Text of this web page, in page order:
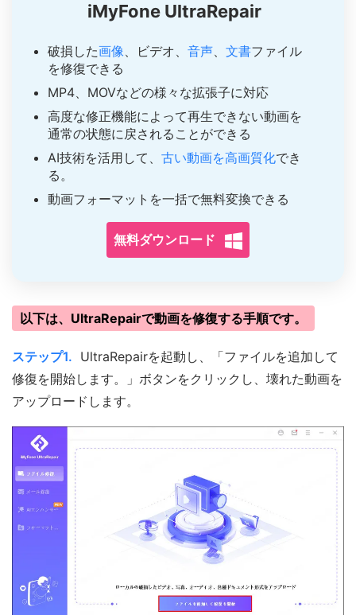
iMyFone UltraRepair
破損した画像、ビデオ、 音声、 文書ファイル
を修復できる
MP4、MOVなどの様々な拡張子に対応
高度な修正機能によって再生できない動画を
通常の状態に戻されることができる
AI技術を活用して、 古い動画を高画質化でき
る。
動画フォーマットを一括で無料変換できる
無料ダウンロード
以下は、UltraRepairで動画を修復する手順です。
ステップ1. UltraRepairを起動し、「ファイルを追加して
修復を開始します。」ボタンをクリックし、壊れた動画を
アップロードします。